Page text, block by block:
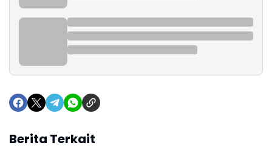
Berita Terkait